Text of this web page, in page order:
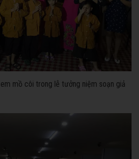
mồ côi trong lễ tưởng niệm soạn giả